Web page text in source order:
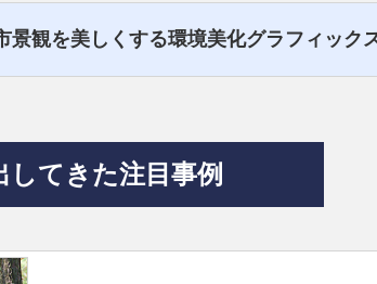
景観を美しくする環境美化グラフィック
てきた注目事例